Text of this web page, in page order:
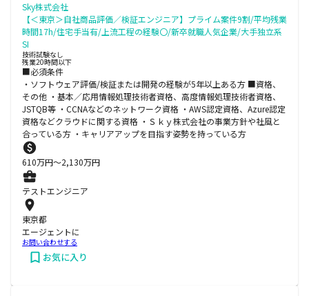
Sky株式会社
【＜東京＞自社商品評価／検証エンジニア】プライム案件9割/平均残業
時間17h/住宅手当有/上流工程の経験〇/新卒就職人気企業/大手独立系
SI
技術試験なし
残業20時間以下
■必須条件
・ソフトウェア評価/検証または開発の経験が5年以上ある方 ■資格、
その他 ・基本／応用情報処理技術者資格、高度情報処理技術者資格、
JSTQB等 ・CCNAなどのネットワーク資格 ・AWS認定資格、Azure認定
資格などクラウドに関する資格 ・Ｓｋｙ株式会社の事業方針や社風と
合っている方 ・キャリアアップを目指す姿勢を持っている方
610万円〜2,130万円
テストエンジニア
東京都
エージェントに
お問い合わせする
お気に入り